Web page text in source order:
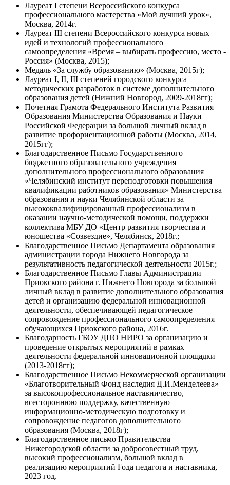
Лауреат I степени Всероссийского конкурса
профессионального мастерства «Мой лучший урок»,
Москва, 2014г.
Лауреат III степени Всероссийского конкурса новых
идей и технологий профессионального
самоопределения «Время – выбирать профессию, место -
Россия» (Москва, 2015);
Медаль «За службу образованию» (Москва, 2015г);
Лауреат I, II, III степеней городского конкурса
методических разработок в системе дополнительного
образования детей (Нижний Новгород, 2009-2018гг);
Почетная Грамота Федерального Института Развития
Образования Министерства Образования и Науки
Российской Федерации за большой личный вклад в
развитие профориентационной работы (Москва, 2014,
2015гг);
Благодарственное Письмо Государственного
бюджетного образовательного учреждения
дополнительного профессионального образования
«Челябинский институт переподготовки повышения
квалификации работников образования» Министерства
образования и науки Челябинской области за
высококвалифицированный профессионализм в
оказании научно-методической помощи, поддержки
коллектива МБУ ДО «Центр развития творчества и
юношества «Созвездие», Челябинск, 2018г.;
Благодарственное Письмо Департамента образования
администрации города Нижнего Новгорода за
результативность педагогической деятельности 2015г.;
Благодарственное Письмо Главы Администрации
Приокского района г. Нижнего Новгорода за большой
личный вклад в развитие дополнительного образования
детей и организацию федеральной инновационной
деятельности, обеспечивающей педагогическое
сопровождение профессионального самоопределения
обучающихся Приокского района, 2016г.
Благодарность ГБОУ ДПО НИРО за организацию и
проведение открытых мероприятий в рамках
деятельности федеральной инновационной площадки
(2013-2018гг);
Благодарственное Письмо Некоммерческой организации
«Благотворительный Фонд наследия Д.И.Менделеева»
за высокопрофессиональное наставничество,
всестороннюю поддержку, качественную
информационно-методическую подготовку и
сопровождение педагогов дополнительного
образования (Москва, 2018г);
Благодарственное письмо Правительства
Нижегородской области за добросовестный труд,
высокий профессионализм, большой вклад в
реализацию мероприятий Года педагога и наставника,
2023 год.